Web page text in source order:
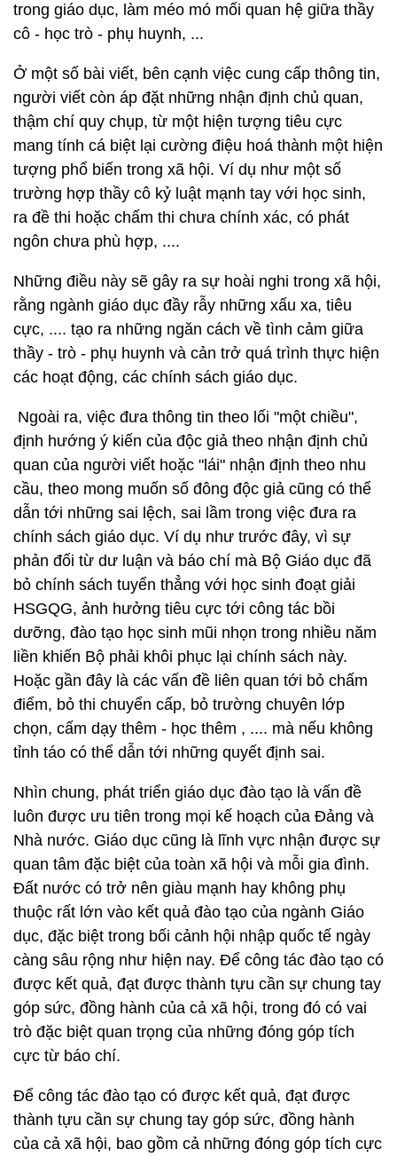
trong giáo dục, làm méo mó mối quan hệ giữa thầy
cô - học trò - phụ huynh, ...
Ở một số bài viết, bên cạnh việc cung cấp thông tin,
người viết còn áp đặt những nhận định chủ quan,
thậm chí quy chụp, từ một hiện tượng tiêu cực
mang tính cá biệt lại cường điệu hoá thành một hiện
tượng phổ biến trong xã hội. Ví dụ như một số
trường hợp thầy cô kỷ luật mạnh tay với học sinh,
ra đề thi hoặc chấm thi chưa chính xác, có phát
ngôn chưa phù hợp, ....
Những điều này sẽ gây ra sự hoài nghi trong xã hội,
rằng ngành giáo dục đầy rẫy những xấu xa, tiêu
cực, .... tạo ra những ngăn cách về tình cảm giữa
thầy - trò - phụ huynh và cản trở quá trình thực hiện
các hoạt động, các chính sách giáo dục.
Ngoài ra, việc đưa thông tin theo lối "một chiều",
định hướng ý kiến của độc giả theo nhận định chủ
quan của người viết hoặc "lái" nhận định theo nhu
cầu, theo mong muốn số đông độc giả cũng có thể
dẫn tới những sai lệch, sai lầm trong việc đưa ra
chính sách giáo dục. Ví dụ như trước đây, vì sự
phản đối từ dư luận và báo chí mà Bộ Giáo dục đã
bỏ chính sách tuyển thẳng với học sinh đoạt giải
HSGQG, ảnh hưởng tiêu cực tới công tác bồi
dưỡng, đào tạo học sinh mũi nhọn trong nhiều năm
liền khiến Bộ phải khôi phục lại chính sách này.
Hoặc gần đây là các vấn đề liên quan tới bỏ chấm
điểm, bỏ thi chuyển cấp, bỏ trường chuyên lớp
chọn, cấm dạy thêm - học thêm , .... mà nếu không
tỉnh táo có thể dẫn tới những quyết định sai.
Nhìn chung, phát triển giáo dục đào tạo là vấn đề
luôn được ưu tiên trong mọi kế hoạch của Đảng và
Nhà nước. Giáo dục cũng là lĩnh vực nhận được sự
quan tâm đặc biệt của toàn xã hội và mỗi gia đình.
Đất nước có trở nên giàu mạnh hay không phụ
thuộc rất lớn vào kết quả đào tạo của ngành Giáo
dục, đặc biệt trong bối cảnh hội nhập quốc tế ngày
càng sâu rộng như hiện nay. Để công tác đào tạo có
được kết quả, đạt được thành tựu cần sự chung tay
góp sức, đồng hành của cả xã hội, trong đó có vai
trò đặc biệt quan trọng của những đóng góp tích
cực từ báo chí.
Để công tác đào tạo có được kết quả, đạt được
thành tựu cần sự chung tay góp sức, đồng hành
của cả xã hội, bao gồm cả những đóng góp tích cực